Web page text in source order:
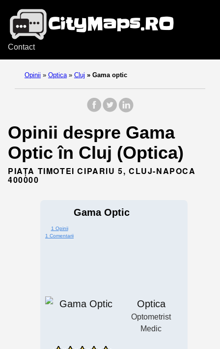
Contact
Opinii » Optica » Cluj » Gama optic
Opinii despre Gama
Optic în Cluj (Optica)
PIAȚA TIMOTEI CIPARIU 5, CLUJ-NAPOCA
400000
Gama Optic
1 Opinii
1 Comentarii
Optica
Optometrist
Medic